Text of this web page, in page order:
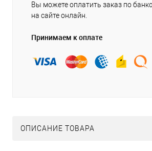
Вы можете оплатить заказ по
на сайте онлайн.
Принимаем к оплате
ОПИСАНИЕ ТОВАРА